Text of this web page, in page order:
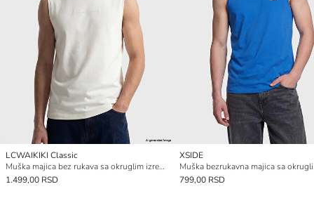
LCWAIKIKI Classic
Muška majica bez rukava sa okruglim izrezom
1.499,00 RSD
XSIDE
799,00 RSD